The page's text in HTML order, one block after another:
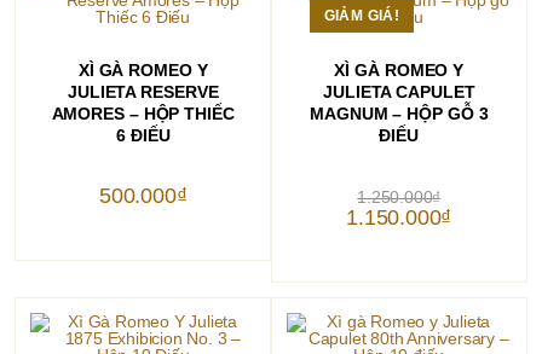
THÊM VÀO GIỎ HÀNG
XÌ GÀ ROMEO Y
JULIETA RESERVE
AMORES – HỘP THIẾC
6 ĐIẾU
500.000₫
GIẢM GIÁ!
THÊM VÀO GIỎ HÀNG
XÌ GÀ ROMEO Y
JULIETA CAPULET
MAGNUM – HỘP GỖ 3
ĐIẾU
1.250.000₫
gốc
là:
1.150.000₫
1.150.000₫.